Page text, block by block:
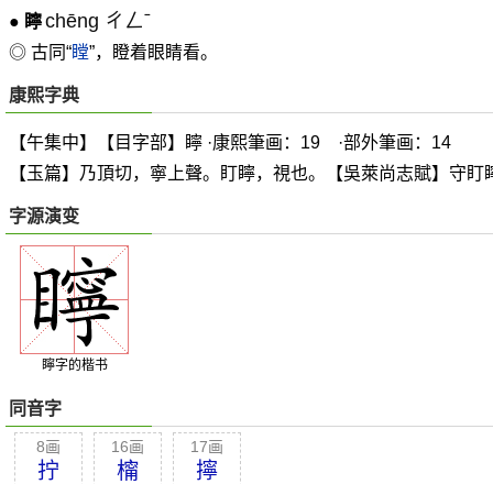
● 矃chēng ㄔㄥˉ
◎ 古同“瞠”，瞪着眼睛看。
康熙字典
【午集中】【目字部】矃 ·康熙筆画：19 ·部外筆画：14
【玉篇】乃頂切，寧上聲。盯矃，視也。【吳萊尚志賦】守盯
字源演变
矃字的楷书
同音字
8画
拧
16画
橣
17画
擰